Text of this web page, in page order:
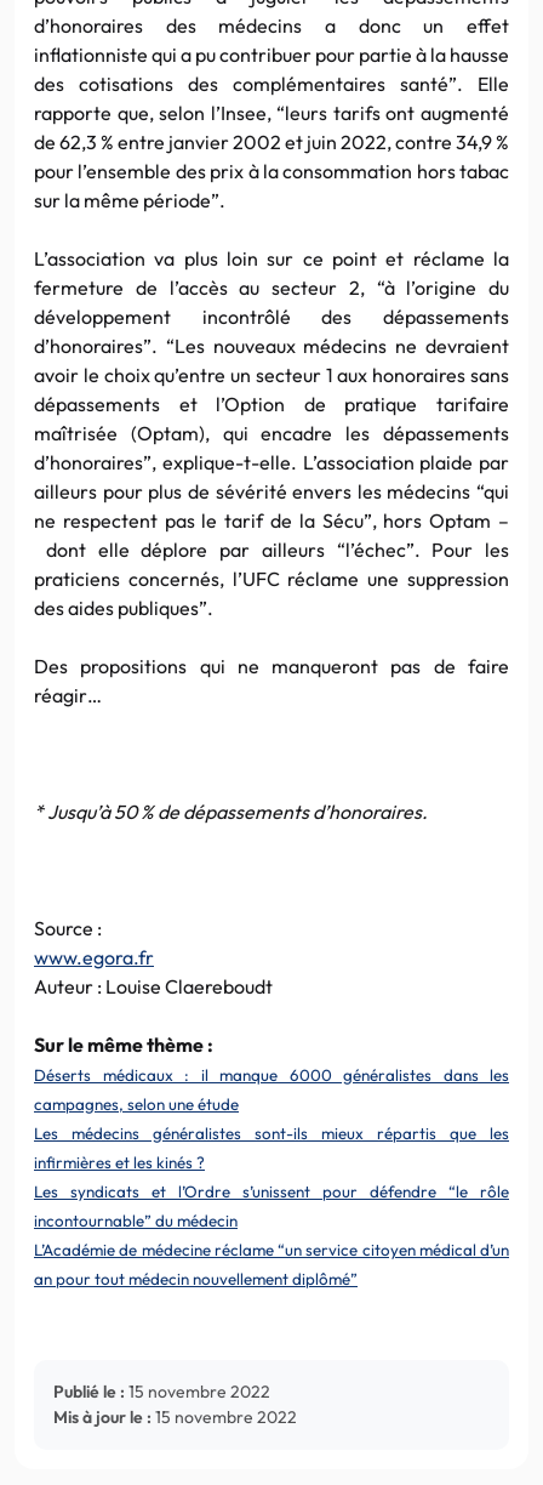
d’honoraires des médecins a donc un effet
inflationniste qui a pu contribuer pour partie à la hausse
des cotisations des complémentaires santé”. Elle
rapporte que, selon l’Insee, “leurs tarifs ont augmenté
de 62,3 % entre janvier 2002 et juin 2022, contre 34,9 %
pour l’ensemble des prix à la consommation hors tabac
sur la même période”.
L’association va plus loin sur ce point et réclame la
fermeture de l’accès au secteur 2, “à l’origine du
développement incontrôlé des dépassements
d’honoraires”. “Les nouveaux médecins ne devraient
avoir le choix qu’entre un secteur 1 aux honoraires sans
dépassements et l’Option de pratique tarifaire
maîtrisée (Optam), qui encadre les dépassements
d’honoraires”, explique-t-elle. L’association plaide par
ailleurs pour plus de sévérité envers les médecins “qui
ne respectent pas le tarif de la Sécu”, hors Optam –
dont elle déplore par ailleurs “l’échec”. Pour les
praticiens concernés, l’UFC réclame une suppression
des aides publiques”.
Des propositions qui ne manqueront pas de faire
réagir…
* Jusqu’à 50 % de dépassements d’honoraires.
Source :
www.egora.fr
Auteur : Louise Claereboudt
Sur le même thème :
Déserts médicaux : il manque 6000 généralistes dans les
campagnes, selon une étude
Les médecins généralistes sont-ils mieux répartis que les
infirmières et les kinés ?
Les syndicats et l’Ordre s’unissent pour défendre “le rôle
incontournable” du médecin
L’Académie de médecine réclame “un service citoyen médical d’un
an pour tout médecin nouvellement diplômé”
Publié le : 15 novembre 2022
Mis à jour le : 15 novembre 2022